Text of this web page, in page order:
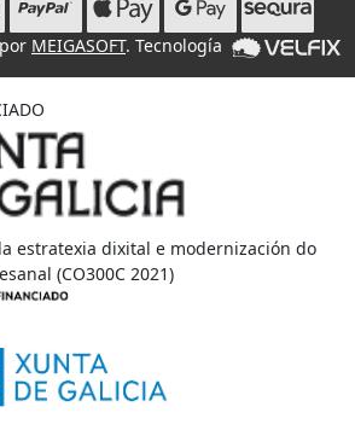
MEIGASOFT. Tecnología
estratexia dixital e modernización do
(CO300C 2021)